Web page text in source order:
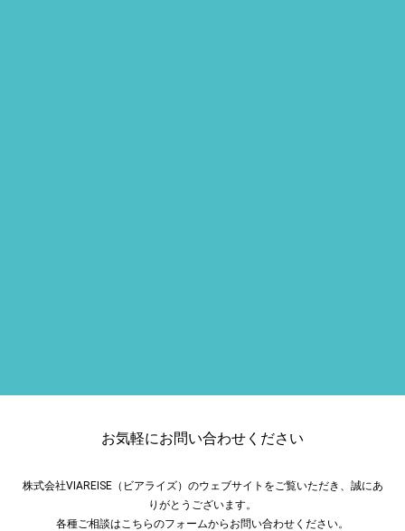
お気軽にお問い合わせください
株式会社VIAREISE（ビアライズ）のウェブサイトをご覧いただき、誠にあ
りがとうございます。
各種ご相談はこちらのフォームからお問い合わせください。